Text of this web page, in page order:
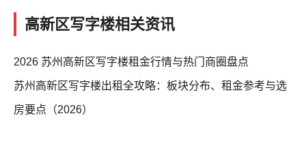
高新区写字楼相关资讯
2026 苏州高新区写字楼租金行情与热门商圈盘点
苏州高新区写字楼出租全攻略：板块分布、租金参考与选
房要点（2026）